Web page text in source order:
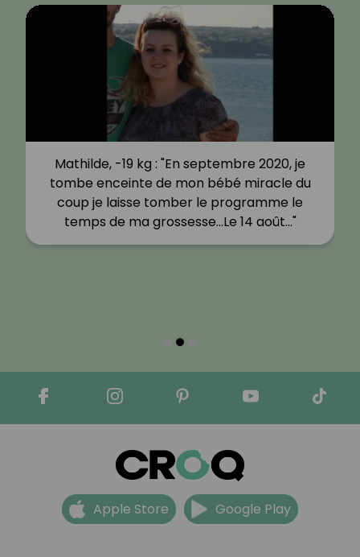
Mathilde, -19 kg : "En septembre 2020, je
tombe enceinte de mon bébé miracle du
coup je laisse tomber le programme le
temps de ma grossesse…Le 14 août…"
Apple Store Google Play